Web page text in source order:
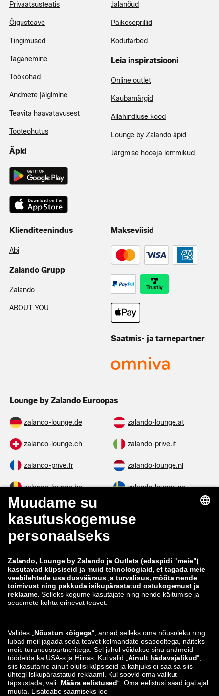
Privaatsusteatis
Õigusteave
Tingimused
Taganemine
Töökohad
Andmete jälgimine
Teavita haavatavusest
Tooteohutus
Äpid
Jalanõud
Päikeseprillid
Kodutarbed
Leia inspiratsiooni
Online outlet
Kaubamärgid
Allahindluse kood
Lounge by Zalando äpid
Järgmise hooaja lemmikud
Klienditeenindus
Abi
Zalando Grupp
Zalando
ABOUT YOU
Makseviisid
Saatmis- ja tarnepartner
Lounge by Zalando Euroopas
zalando-lounge.de zalando-lounge.at
zalando-lounge.ch zalando-prive.it
zalando-prive.fr zalando-lounge.nl
zalando-lounge.be zalando-lounge.se
zalando-lounge.fi
zalando-lounge.co.uk
zalando-lounge.lt zalando-lounge.sk
zalando-lounge.ro zalando-lounge.hr
zalando-lounge.lu zalando-lounge.ee
zalando-lounge.lv zalando-lounge.no